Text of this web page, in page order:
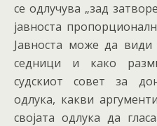
се одлучува „зад
јавноста
Јавноста може да
седници и како
судскиот совет за
одлука, какви
својата одлука да